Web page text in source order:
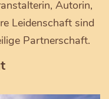
Autorin,
Leidenschaft sind
Partnerschaft.